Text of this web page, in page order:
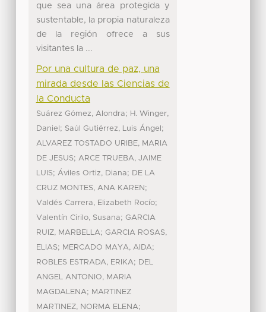
que sea una área protegida y
sustentable, la propia naturaleza
de la región ofrece a sus
visitantes la ...
Por una cultura de paz, una
mirada desde las Ciencias de
la Conducta
Suárez Gómez, Alondra; H. Winger,
Daniel ; Saúl Gutiérrez, Luis Ángel ;
ALVAREZ TOSTADO URIBE, MARIA
DE JESUS; ARCE TRUEBA, JAIME
LUIS; Áviles Ortiz, Diana; DE LA
CRUZ MONTES, ANA KAREN ;
Valdés Carrera, Elizabeth Rocío;
Valentín Cirilo, Susana; GARCIA
RUIZ, MARBELLA; GARCIA ROSAS,
ELIAS; MERCADO MAYA, AIDA;
ROBLES ESTRADA, ERIKA; DEL
ANGEL ANTONIO, MARIA
MAGDALENA; MARTINEZ
MARTINEZ, NORMA ELENA;